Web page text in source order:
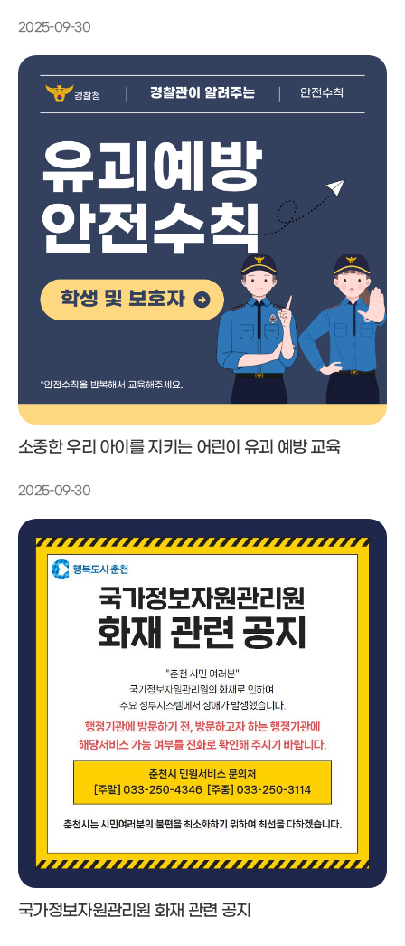
2025-09-30
소중한 우리 아이를 지키는 어린이 유괴 예방 교육
2025-09-30
국가정보자원관리원 화재 관련 공지